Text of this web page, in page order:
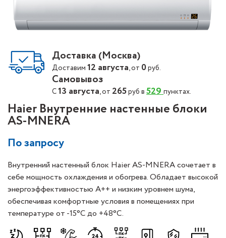
Доставка (Москва)
Доставим12 августа, от 0руб.
Самовывоз
С13 августа, от 265руб в529пунктах.
Haier Внутренние настенные блоки
AS-MNERA
По запросу
Внутренний настенный блок Haier AS-MNERA сочетает в
себе мощность охлаждения и обогрева. Обладает высокой
энергоэффективностью A++ и низким уровнем шума,
обеспечивая комфортные условия в помещениях при
температуре от -15°С до +48°С.